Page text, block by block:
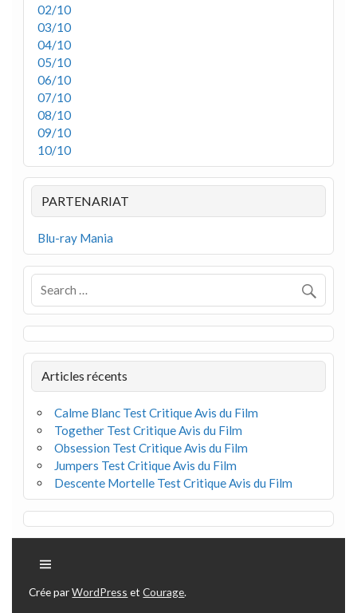
02/10
03/10
04/10
05/10
06/10
07/10
08/10
09/10
10/10
PARTENARIAT
Blu-ray Mania
Articles récents
Calme Blanc Test Critique Avis du Film
Together Test Critique Avis du Film
Obsession Test Critique Avis du Film
Jumpers Test Critique Avis du Film
Descente Mortelle Test Critique Avis du Film
Crée parWordPress etCourage.